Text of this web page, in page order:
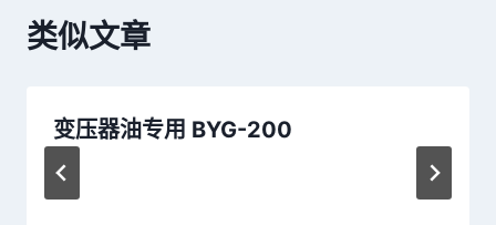
类似文章
变压器油专用 BYG-200